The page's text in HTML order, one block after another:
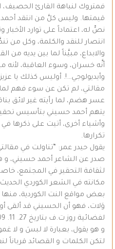
فمتروك لنباهة القارئ الحصيف،
قيمتها. وليس كلَّ من انتقد
نصٍّ له، اعتماداً على توارد الأخبار
انتصار للنقد والكلمة، وكل من
والابداع، مبيَّناً لما بين يديه من
أنَّه خسران، وسوء العاقبة،
وأيديولوجي…!. أوليس كذلك يا
مقالتي، لم تكن عن سوء فهم
عسر هضم، لما رأيته غير لائق
يتهم أحمد حسيني بتأسيس تحقير
وأشياء أخرى، أتيت على ذكرها في
تكرارها.
يقول حيدر عمر: “تناولت في
صدر عن الشاعر أحمد حسيني،
لثقافة التحقير في المجتمع،
مكانته في الشعر الكوردي
بعض مواقع النت الكوردية، منها
وَلات، فهو أن الحسيني قد ألقى
و هو يقول، بعبارة لا لبسَ و لا
لتكن الكلمات و القصائد قرباناً